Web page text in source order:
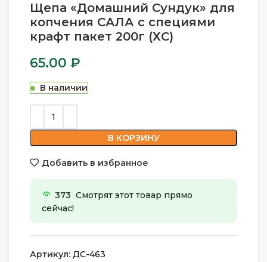
Щепа «Домашний Сундук» для
копчения САЛА с специями
крафт пакет 200г (ХС)
65.00 ₽
В наличии
В КОРЗИНУ
Добавить в избранное
373 Смотрят этот товар прямо
сейчас!
Артикул: ДС-463